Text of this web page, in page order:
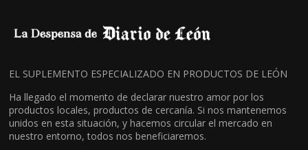
EL SUPLEMENTO ESPECIALIZADO EN PRODUCTOS DE LEÓN
Ha llegado el momento de declarar nuestro amor por los
productos locales, productos de cercanía. Si nos mantenemos
unidos en esta situación, y hacemos circular el mercado en
nuestro entorno, todos nos beneficiaremos.